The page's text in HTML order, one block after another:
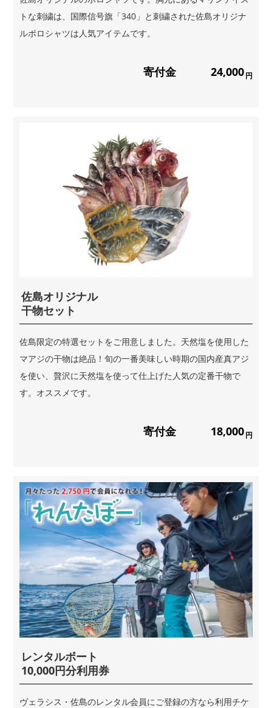
トな刺繍は、国際信号旗「340」と刺繍された佐島オリジナ
ルポロシャツは人気アイテムです。
寄付金 24,000円
佐島オリジナル
干物セット
佐島限定の特選セットをご用意しました。天然塩を使用した
マアジの干物は絶品！旬の一番美味しい時期の国内産真アジ
を使い、贅沢に天然塩を使って仕上げた人気の定番干物で
す。オススメです。
寄付金 18,000円
レンタルボート
10,000円分利用券
ヴェラシス・佐島のレンタル会員にご登録の方なら利用チケ